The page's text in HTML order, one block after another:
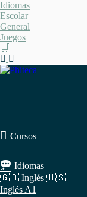
Saltar
al
contenido
Idiomas
Escolar
General
Juegos
🛒
Cursos
Idiomas
🇬🇧 Inglés 🇺🇸
Inglés A1